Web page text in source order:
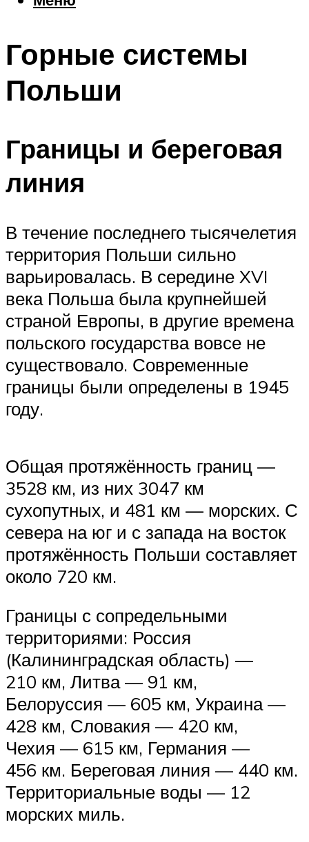
Шоппинг
Что посетить
Горные системы
Польши
Границы и береговая
линия
В течение последнего тысячелетия
территория Польши сильно
варьировалась. В середине XVI
века Польша была крупнейшей
страной Европы, в другие времена
польского государства вовсе не
существовало. Современные
границы были определены в 1945
году.
Общая протяжённость границ —
3528 км, из них 3047 км
сухопутных, и 481 км — морских. С
севера на юг и с запада на восток
протяжённость Польши составляет
около 720 км.
Границы с сопредельными
территориями: Россия
(Калининградская область) —
210 км, Литва — 91 км,
Белоруссия — 605 км, Украина —
428 км, Словакия — 420 км,
Чехия — 615 км, Германия —
456 км. Береговая линия — 440 км.
Территориальные воды — 12
морских миль.